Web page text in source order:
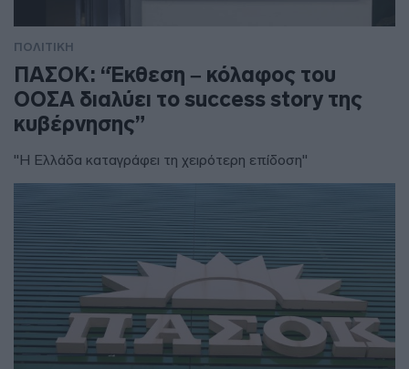
ΠΟΛΙΤΙΚΗ
ΠΑΣΟΚ: “Έκθεση – κόλαφος του
ΟΟΣΑ διαλύει το success story της
κυβέρνησης”
"Η Ελλάδα καταγράφει τη χειρότερη επίδοση"